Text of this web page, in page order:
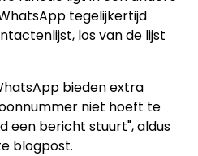
tegelijkertijd
los van de lijst
bieden extra
niet hoeft te
een bericht stuurt", aldus
blogpost.